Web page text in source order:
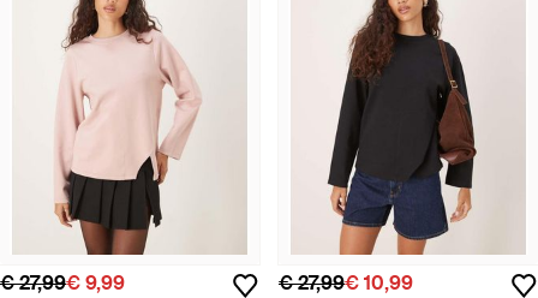
€ 27,99€ 9,99 € 27,99€ 10,99